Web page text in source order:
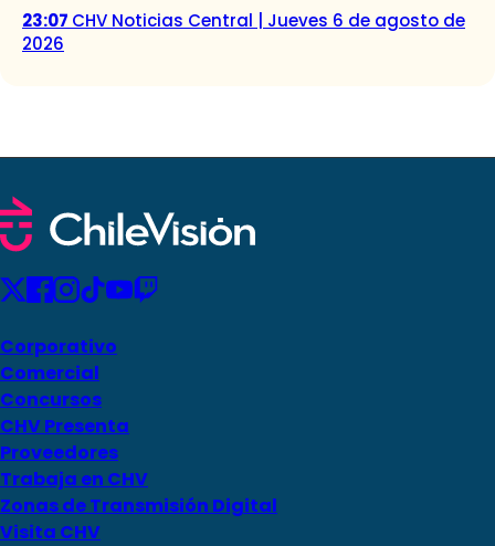
23:07 CHV Noticias Central | Jueves 6 de agosto de
2026
Corporativo
Comercial
Concursos
CHV Presenta
Proveedores
Trabaja en CHV
Zonas de Transmisión Digital
Visita CHV